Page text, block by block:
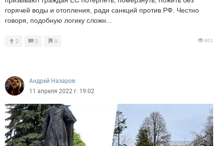
горячей воды и отопления, ради санкций против РФ. Честно
говоря, подобную логику сложн...
2 2 0 801
Андрей Назаров
11 апреля 2022 г. 19:02